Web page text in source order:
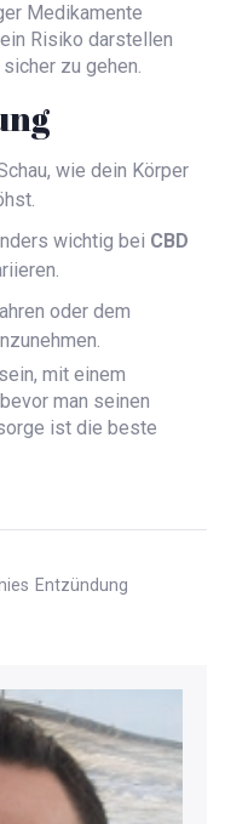
Medikamente
Risiko darstellen
zu gehen.
wie dein Körper
wichtig bei CBD
oder dem
mit einem
man seinen
ist die beste
Entzündung